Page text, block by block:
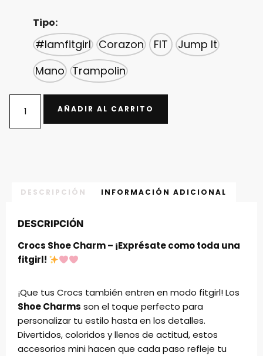
Tipo:
#Iamfitgirl Corazon FIT
Jump It
Mano Trampolin
AÑADIR AL CARRITO
DESCRIPCIÓN INFORMACIÓN ADICIONAL
DESCRIPCIÓN
Crocs Shoe Charm – ¡Exprésate como toda una
fitgirl!
¡Que tus Crocs también entren en modo fitgirl! Los
Shoe Charms son el toque perfecto para
personalizar tu estilo hasta en los detalles.
Divertidos, coloridos y llenos de actitud, estos
accesorios mini hacen que cada paso refleje tu